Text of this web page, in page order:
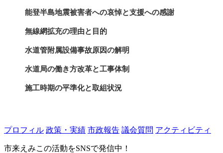
能登半島地震被害者への哀悼と支援への感謝
無線網拡充の理由と目的
水道管附属設備事故原因の解明
水道局の働き方改革と工事体制
施工時期の平準化と取組状況
道志水源林の管理方針と考え方
有機フッ素化合物の水質影響と対応
プロフィル 政策・実績 市政報告 議会質問 アクティビティ
市来えみこの活動をSNSで発信中！